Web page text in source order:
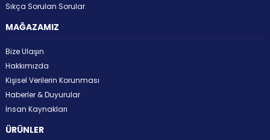
Sıkça Sorulan Sorular
MAĞAZAMIZ
Bize Ulaşın
Hakkımızda
Kişisel Verilerin Korunması
Haberler & Duyurular
İnsan Kaynakları
ÜRÜNLER